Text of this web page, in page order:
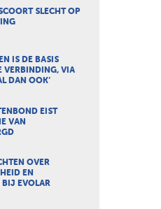
SLECHT OP
IS DE BASIS
VERBINDING, VIA
DAN OOK’
EIST
VAN
OVER
EN
BIJ EVOLAR